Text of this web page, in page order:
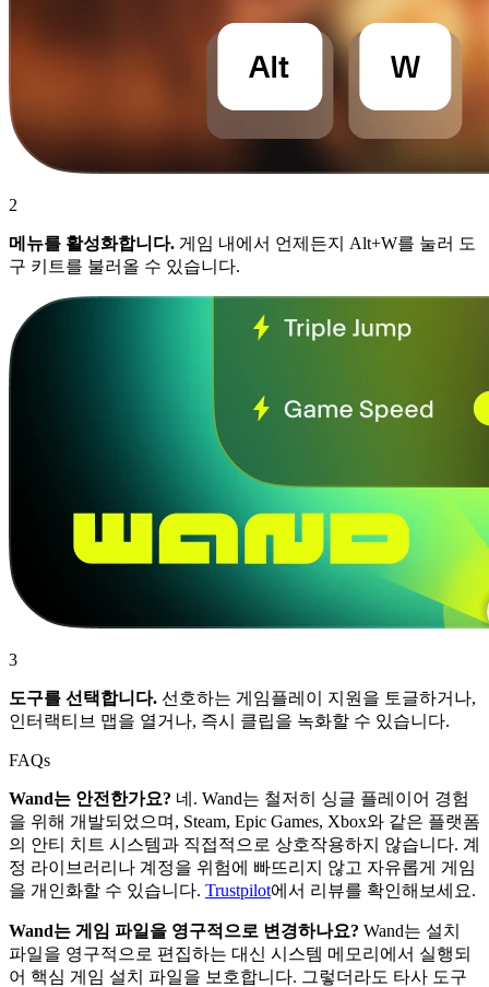
2
메뉴를 활성화합니다. 게임 내에서 언제든지 Alt+W를 눌러 도
구 키트를 불러올 수 있습니다.
3
도구를 선택합니다. 선호하는 게임플레이 지원을 토글하거나,
인터랙티브 맵을 열거나, 즉시 클립을 녹화할 수 있습니다.
FAQs
Wand는 안전한가요? 네. Wand는 철저히 싱글 플레이어 경험
을 위해 개발되었으며, Steam, Epic Games, Xbox와 같은 플랫폼
의 안티 치트 시스템과 직접적으로 상호작용하지 않습니다. 계
정 라이브러리나 계정을 위험에 빠뜨리지 않고 자유롭게 게임
을 개인화할 수 있습니다. Trustpilot에서 리뷰를 확인해보세요.
Wand는 게임 파일을 영구적으로 변경하나요? Wand는 설치
파일을 영구적으로 편집하는 대신 시스템 메모리에서 실행되
어 핵심 게임 설치 파일을 보호합니다. 그렇더라도 타사 도구